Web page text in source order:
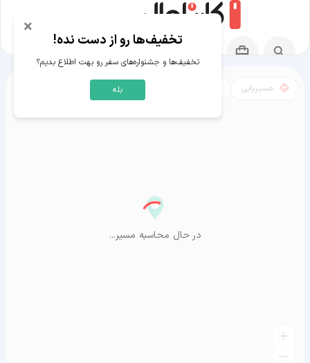
مسیریابی
در حال محاسبه مسیر...
× تخفیف‌ها رو از دست نده!
تخفیف‌ها و جشنواره‌های سفر رو بهت اطلاع بدیم؟
بله